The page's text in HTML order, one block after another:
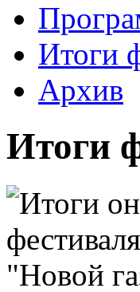
Итоги
Архив
Итоги